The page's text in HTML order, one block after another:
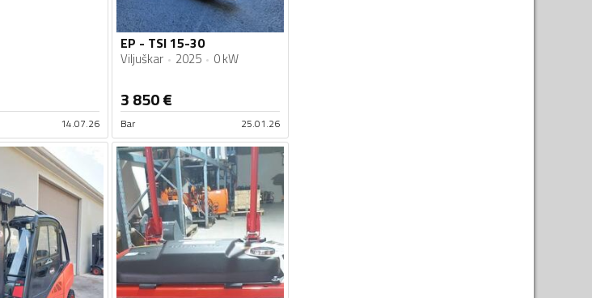
14.07.26
EP - TSI 15-30
Viljuškar 2025 0 kW
3 850€
Bar 25.01.26